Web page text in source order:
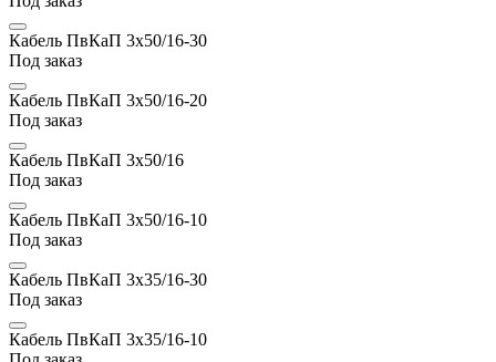
Кабель ПвКаП 3х50/16-30
Под заказ
Кабель ПвКаП 3х50/16-20
Под заказ
Кабель ПвКаП 3х50/16
Под заказ
Кабель ПвКаП 3х50/16-10
Под заказ
Кабель ПвКаП 3х35/16-30
Под заказ
Кабель ПвКаП 3х35/16-10